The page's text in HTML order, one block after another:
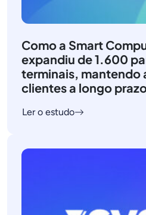
Como a Smart
expandiu de 1.600
terminais, mantendo
clientes a longo
Ler o estudo